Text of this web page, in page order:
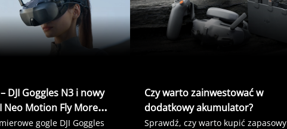
DJI Goggles N3 i nowy
Neo Motion Fly More
gogle DJI Goggles
Czy warto zainwestować w
dodatkowy akumulator?
Sprawdź, czy warto kupić zapasowy